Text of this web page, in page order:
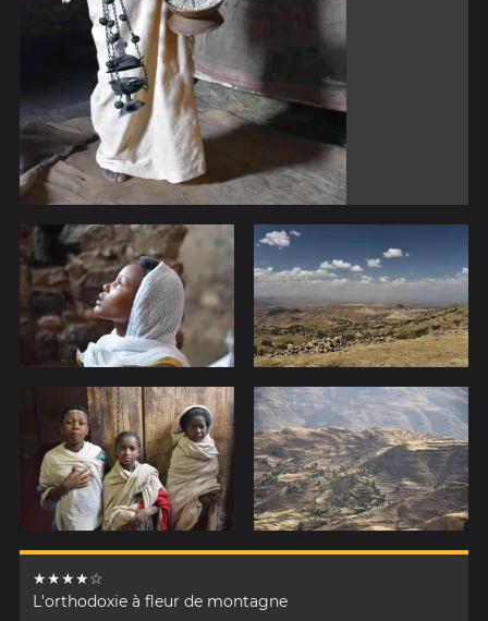
★★★★☆
L'orthodoxie à fleur de montagne